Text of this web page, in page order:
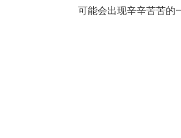
可能会出现辛辛苦苦的